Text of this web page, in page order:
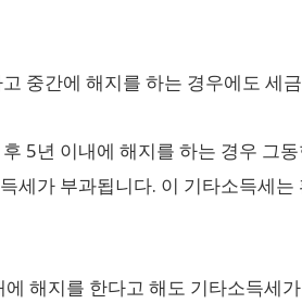
중간에 해지를 하는 경우에도 세
5년 이내에 해지를 하는 경우 그
세가 부과됩니다. 이 기타소득세
해지를 한다고 해도 기타소득세